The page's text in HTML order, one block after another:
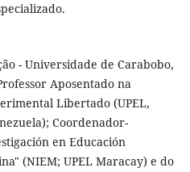
- Universidade de Carabobo,
Aposentado na
Libertado (UPEL,
Coordenador-
en Educación
(NIEM; UPEL Maracay) e do